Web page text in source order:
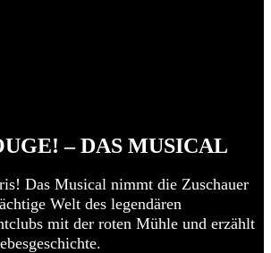
– DAS MUSICAL
Das Musical nimmt die Zuschauer
Welt des legendären
mit der roten Mühle und erzählt